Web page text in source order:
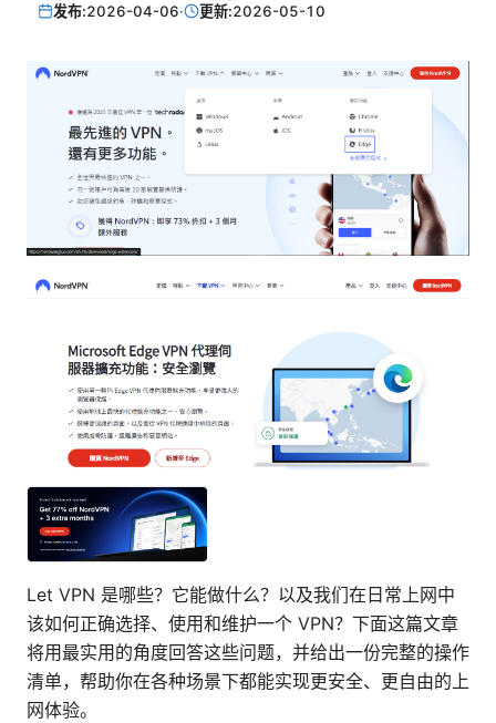
发布:2026-04-06· 更新:2026-05-10
Let VPN 是哪些？它能做什么？以及我们在日常上网中
该如何正确选择、使用和维护一个 VPN？下面这篇文章
将用最实用的角度回答这些问题，并给出一份完整的操作
清单，帮助你在各种场景下都能实现更安全、更自由的上
网体验。